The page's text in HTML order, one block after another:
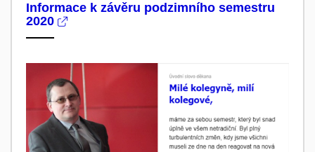
Informace k závěru podzimního semestru
2020